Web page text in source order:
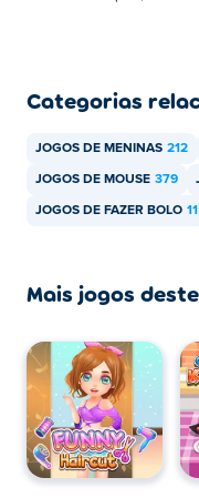
Como posso
Você pode jogar
Posso jogar
móveis e desktop?
computador e
Categorias
JOGOS DE MENINAS 212
JOGOS DE MOUSE 379
JOGOS DE FAZER BOLO 11
Mais jogos